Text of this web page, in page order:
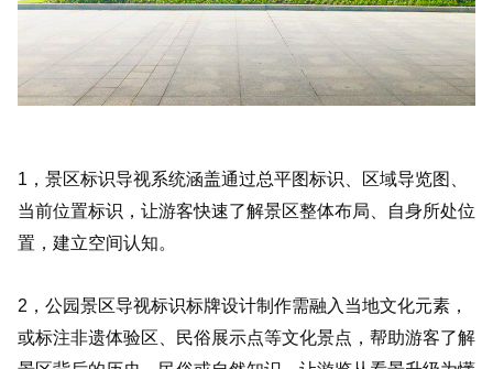
1，景区标识导视系统涵盖通过总平图标识、区域导览图、
当前位置标识，让游客快速了解景区整体布局、自身所处位
置，建立空间认知。
2，公园景区导视标识标牌设计制作需融入当地文化元素，
或标注非遗体验区、民俗展示点等文化景点，帮助游客了解